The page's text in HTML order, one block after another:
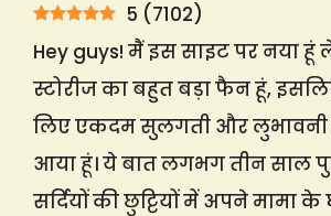
5 (7102)
Hey guys! मैं इस साइट पर नया
स्टोरीज का बहुत बड़ा फैन हूं,
लिए एकदम सुलगती और
आया हूं। ये बात लगभग तीन साल
सर्दियों की छुट्टियों में अपने मामा